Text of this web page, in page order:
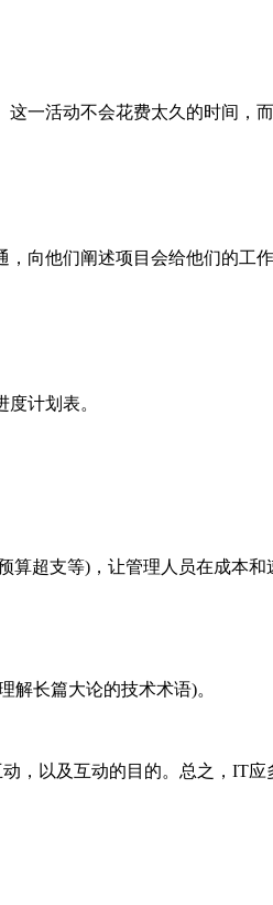
一活动不会花费太久的时间，
向他们阐述项目会给他们的工
计划表。
超支等)，让管理人员在成本和
长篇大论的技术术语)。
以及互动的目的。总之，IT应